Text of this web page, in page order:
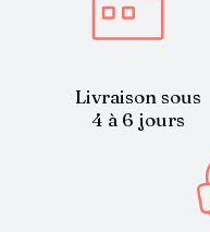
Livraison sous
4 à 6 jours